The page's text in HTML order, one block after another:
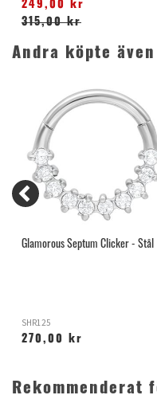
249,00 kr
315,00 kr
Andra köpte även
Glamorous Septum Clicker - Stål
SHR125
270,00 kr
Rekommenderat